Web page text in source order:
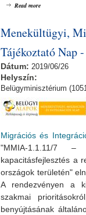
Read more
Menekültügyi,
Tájékoztató Nap
Dátum: 2019/06/26
Helyszín:
Belügyminisztérium
Migrációs és
"MMIA-1.1.11/7
kapacitásfejlesztés a
országok területén"
A rendezvényen a
szakmai
benyújtásának